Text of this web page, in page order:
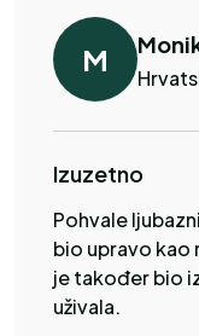
M
Izuzetno
Pohvale
bio upravo kao
je također bio
uživala.